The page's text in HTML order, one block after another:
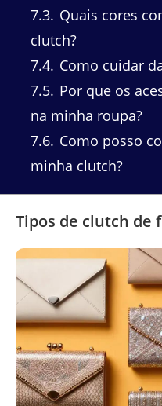
7.3 Quais cores
clutch?
7.4 Como cuidar
7.5 Por que os
na minha roupa?
7.6 Como posso
minha clutch?
Tipos de clutch de